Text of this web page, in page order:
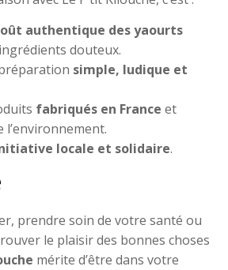
authentique des yaourts
douteux.
simple, ludique et
fabriqués en France et
l’environnement.
locale et solidaire.
prendre soin de votre santé ou
le plaisir des bonnes choses
mérite d’être dans votre